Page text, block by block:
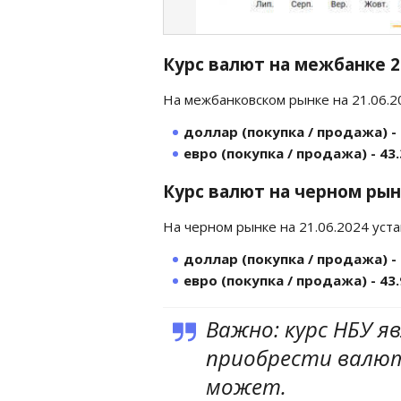
Курс валют на межбанке
На межбанковском рынке на
доллар (покупка / продажа) -
евро (покупка / продажа) -
Курс валют на черном
На черном рынке на 21.06.2024
доллар (покупка / продажа) -
евро (покупка / продажа) -
Важно: курс НБУ
приобрести
может.